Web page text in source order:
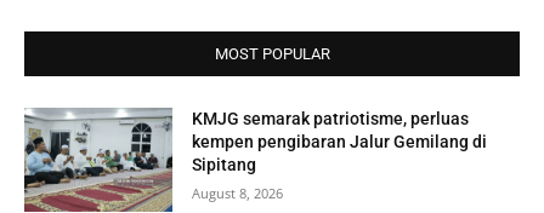
MOST POPULAR
KMJG semarak patriotisme, perluas
kempen pengibaran Jalur Gemilang di
Sipitang
August 8, 2026